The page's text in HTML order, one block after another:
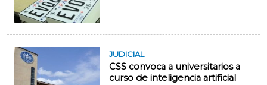
JUDICIAL
CSS convoca a universitarios a
curso de inteligencia artificial